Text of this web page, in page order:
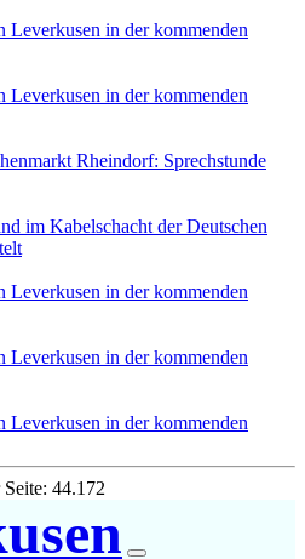
in der kommenden
in der kommenden
Rheindorf: Sprechstunde
im Kabelschacht der Deutschen
in der kommenden
in der kommenden
in der kommenden
44.172